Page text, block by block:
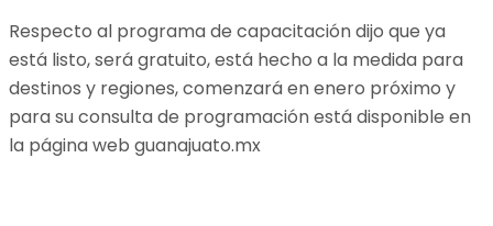
Respecto al programa de capacitación dijo que ya
está listo, será gratuito, está hecho a la medida para
destinos y regiones, comenzará en enero próximo y
para su consulta de programación está disponible en
la página web guanajuato.mx